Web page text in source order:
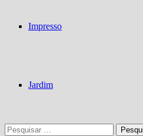
Impresso
Jardim
Pesquisar